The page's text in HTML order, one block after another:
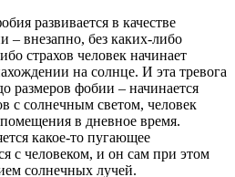
развивается в качестве
– внезапно, без каких-либо
страхов человек начинает
на солнце. И эта тревога
размеров фобии – начинается
с солнечным светом, человек
в дневное время.
какое-то пугающее
с человеком, и он сам при этом
солнечных лучей.